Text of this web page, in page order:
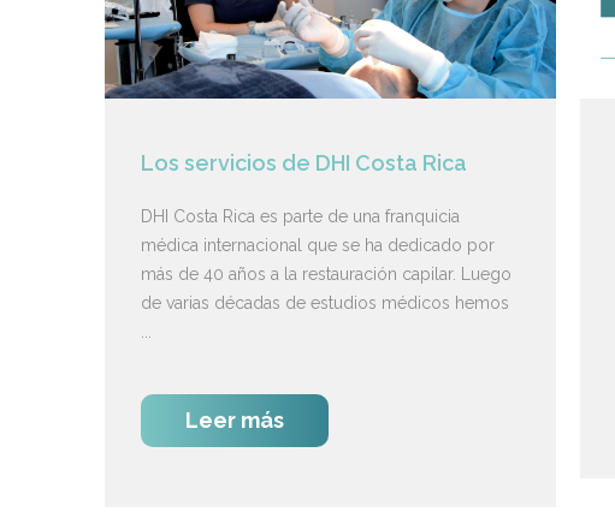
Los servicios de DHI Costa Rica
DHI Costa Rica es parte de una franquicia
médica internacional que se ha dedicado por
más de 40 años a la restauración capilar. Luego
de varias décadas de estudios médicos hemos
...
Leer más